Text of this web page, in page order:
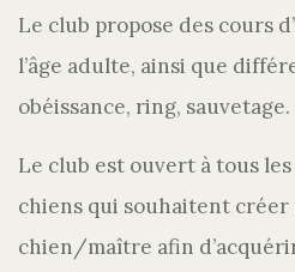
Le club propose des cours
l’âge adulte, ainsi que
obéissance, ring, sauvetage.
Le club est ouvert à tous
chiens qui souhaitent
chien/maître afin